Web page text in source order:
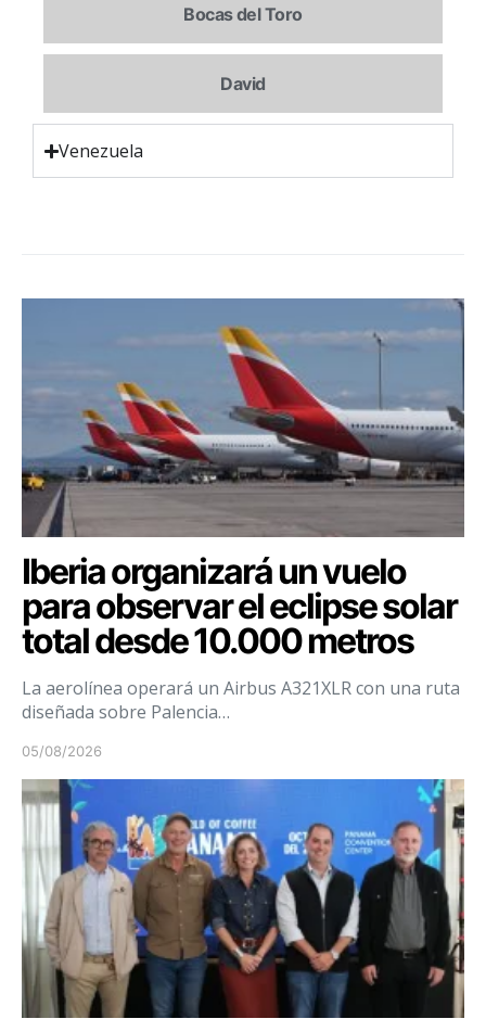
Bocas del Toro
David
Venezuela
Iberia organizará un vuelo
para observar el eclipse solar
total desde 10.000 metros
La aerolínea operará un Airbus A321XLR con una ruta
diseñada sobre Palencia…
05/08/2026